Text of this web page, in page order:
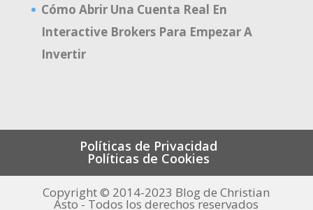
Cómo Abrir Una Cuenta Real En
Interactive Brokers Para Empezar A
Invertir
Políticas de Privacidad
Políticas de Cookies
Copyright © 2014-2023 Blog de Christian
Asto - Todos los derechos reservados